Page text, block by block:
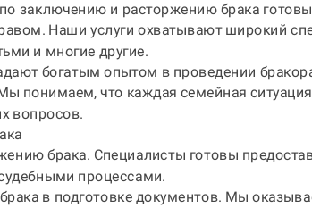
заключению и расторжению брака
Наши услуги охватывают широкий
и многие другие.
богатым опытом в проведении
понимаем, что каждая семейная
вопросов.
брака. Специалисты готовы
процессами.
в подготовке документов. Мы